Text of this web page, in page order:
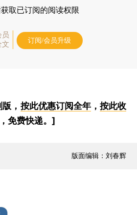
获取已订阅的阅读权限
员
文
订阅/会员升级
， 按此优惠订阅全年， 按此收
免费快递。]
版面编辑：刘春辉